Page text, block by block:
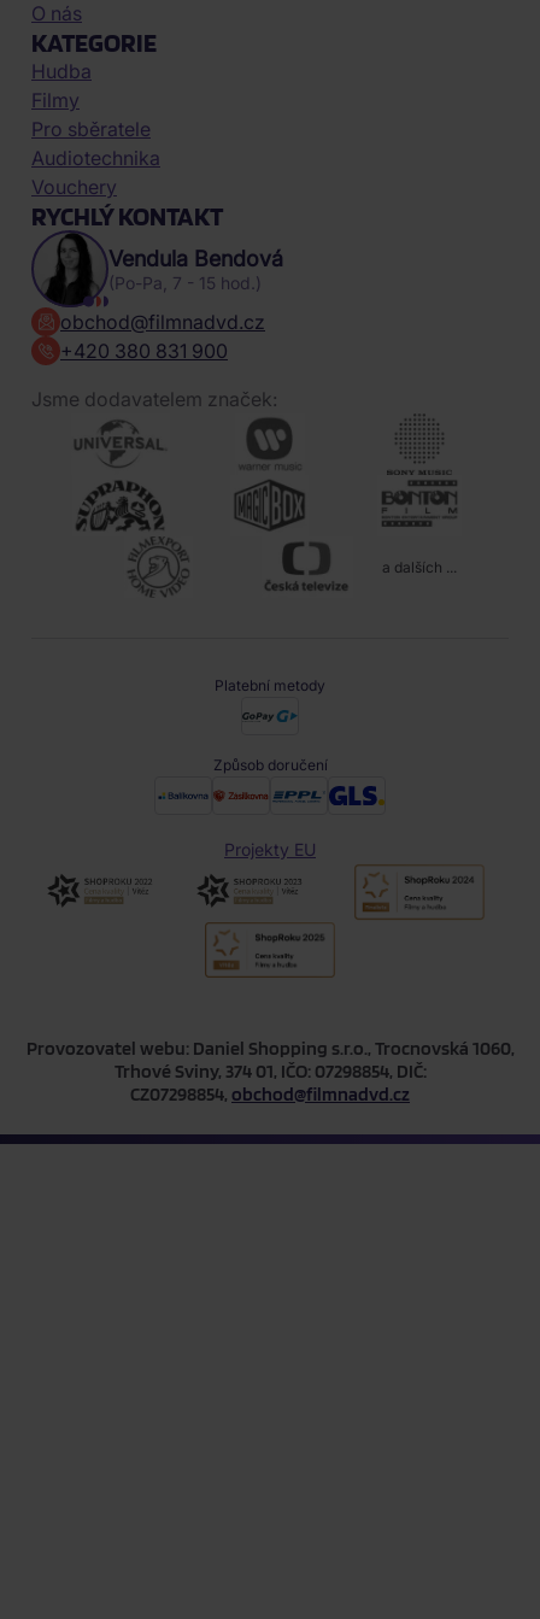
O nás
KATEGORIE
Hudba
Filmy
Pro sběratele
Audiotechnika
Vouchery
RYCHLÝ KONTAKT
Vendula Bendová
(Po-Pa, 7 - 15 hod.)
obchod@filmnadvd.cz
+420 380 831 900
Jsme dodavatelem značek:
a dalších ...
Platební metody
Způsob doručení
Projekty EU
Provozovatel webu: Daniel Shopping s.r.o., Trocnovská 1060,
Trhové Sviny, 374 01, IČO: 07298854, DIČ:
CZ07298854, obchod@filmnadvd.cz